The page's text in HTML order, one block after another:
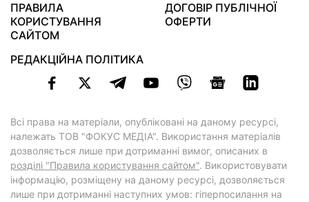
ПРАВИЛА
КОРИСТУВАННЯ
САЙТОМ
ДОГОВІР ПУБЛІЧНОЇ
ОФЕРТИ
РЕДАКЦІЙНА ПОЛІТИКА
Всі права на матеріали, опубліковані на даному ресурсі,
належать ТОВ "ФОКУС МЕДІА". Використання матеріалів
дозволяється лише при дотриманні вимог, описаних в
розділі "Правила користування сайтом". Використовувати
інформацію, розміщену на даному ресурсі, дозволяється
лише при дотриманні наступних умов: гіперпосилання на